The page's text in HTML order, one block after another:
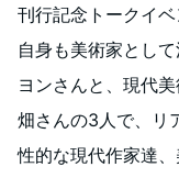
刊行記念トークイベ
自身も美術家とし
ヨンさんと、現代
畑さんの3人で、リ
性的な現代作家達